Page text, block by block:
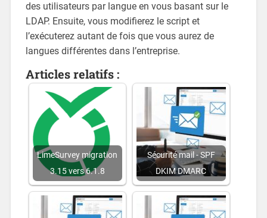
des utilisateurs par langue en vous basant sur le
LDAP. Ensuite, vous modifierez le script et
l’exécuterez autant de fois que vous aurez de
langues différentes dans l’entreprise.
Articles relatifs :
LimeSurvey migration
3.15 vers 6.1.8
Sécurité mail - SPF
DKIM DMARC